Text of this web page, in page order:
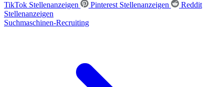
TikTok Stellenanzeigen
Pinterest Stellenanzeigen
Reddit
Stellenanzeigen
Suchmaschinen-Recruiting